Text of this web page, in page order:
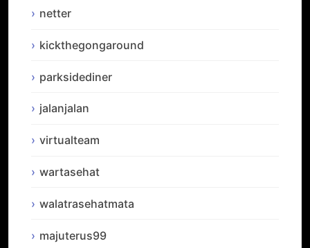
netter
kickthegongaround
parksidediner
jalanjalan
virtualteam
wartasehat
walatrasehatmata
majuterus99